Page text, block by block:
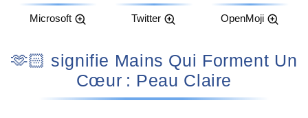
Microsoft Twitter OpenMoji
🫶🏻 signifie Mains Qui Forment Un
Cœur : Peau Claire